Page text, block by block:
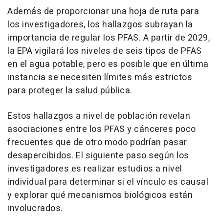
Además de proporcionar una hoja de ruta para
los investigadores, los hallazgos subrayan la
importancia de regular los PFAS. A partir de 2029,
la EPA vigilará los niveles de seis tipos de PFAS
en el agua potable, pero es posible que en última
instancia se necesiten límites más estrictos
para proteger la salud pública.
Estos hallazgos a nivel de población revelan
asociaciones entre los PFAS y cánceres poco
frecuentes que de otro modo podrían pasar
desapercibidos. El siguiente paso según los
investigadores es realizar estudios a nivel
individual para determinar si el vínculo es causal
y explorar qué mecanismos biológicos están
involucrados.